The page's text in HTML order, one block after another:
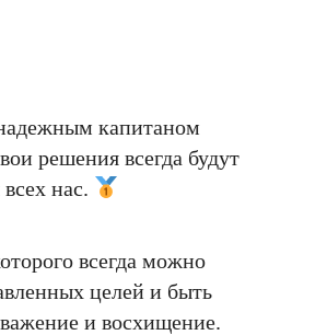
капитаном
решения всегда будут
нас.
всегда можно
целей и быть
и восхищение.